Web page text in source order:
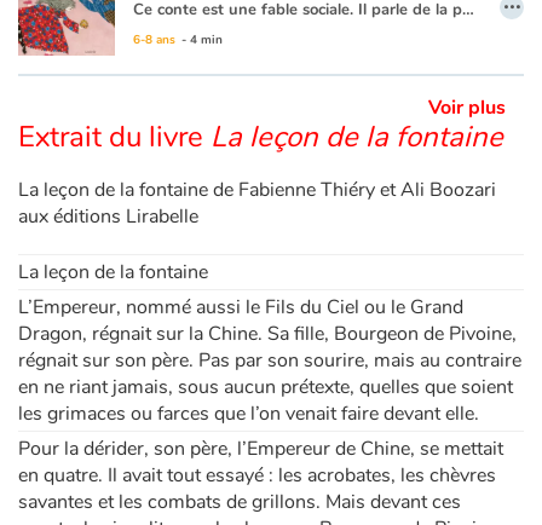
Blog
Rencontres et témoignages
Contes d'ici et d'ailleurs
Autour de la lecture
Apprendre à lire
Livre audio
Ce conte est une fable sociale. Il parle de la peur qui nous saisit devant l'inconnu, devant un inconnu, fut-il un simple chat. Il dit comment cette peur peut grandir jusqu'à paralyser tout un royaume… Un conte persan illustré, dans le respect de la tradition, par les patchworks d'un illustrateur iranien majeur de ce siècle.
6-8 ans - 4 min
Voir plus
Extrait du livre La leçon de la fontaine
La leçon de la fontaine de Fabienne Thiéry et Ali Boozari
aux éditions Lirabelle
La leçon de la fontaine
L’Empereur, nommé aussi le Fils du Ciel ou le Grand
Dragon, régnait sur la Chine. Sa fille, Bourgeon de Pivoine,
régnait sur son père. Pas par son sourire, mais au contraire
en ne riant jamais, sous aucun prétexte, quelles que soient
les grimaces ou farces que l’on venait faire devant elle.
Pour la dérider, son père, l’Empereur de Chine, se mettait
en quatre. Il avait tout essayé : les acrobates, les chèvres
savantes et les combats de grillons. Mais devant ces